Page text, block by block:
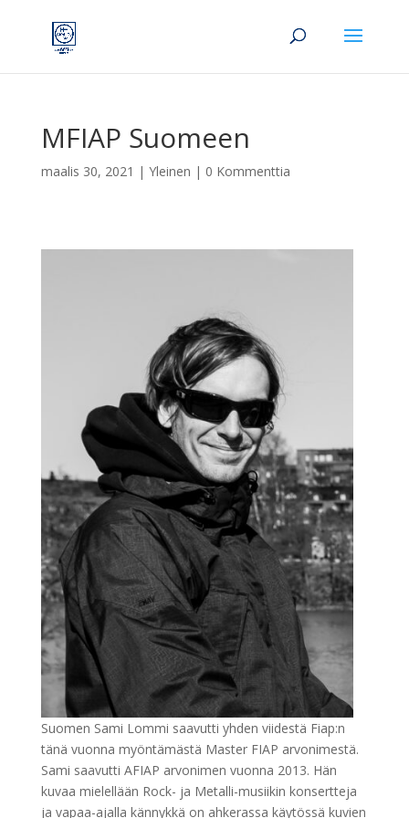
MFIAP Suomeen
maalis 30, 2021 | Yleinen | 0 Kommenttia
Suomen Sami Lommi saavutti yhden viidestä Fiap:n
tänä vuonna myöntämästä Master FIAP arvonimestä.
Sami saavutti AFIAP arvonimen vuonna 2013. Hän
kuvaa mielellään Rock- ja Metalli-musiikin konsertteja
ja vapaa-ajalla kännykkä on ahkerassa käytössä kuvien